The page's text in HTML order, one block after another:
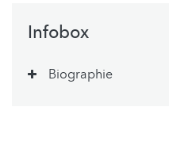
Infobox
Biographie